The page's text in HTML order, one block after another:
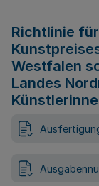
Richtlinie
Westfalen
Landes